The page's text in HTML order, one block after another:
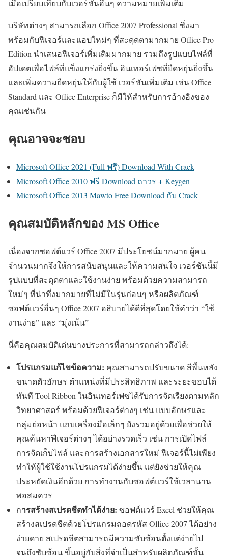
เมื่อเปรียบเทียบกับเวอร์ชันอื่นๆ ความหมายเพิ่มเติม
บริษัทต่างๆ สามารถเลือก Office 2007 Professional ซึ่งมา
พร้อมกับฟีเจอร์และแอปใหม่ๆ ที่สะดุดตามากมาย Office Pro
Edition นำเสนอฟีเจอร์เพิ่มเติมมากมาย รวมถึงรูปแบบไฟล์ที่
อัปเดตเพื่อไฟล์ที่แข็งแกร่งยิ่งขึ้น อินเทอร์เฟซที่ยืดหยุ่นยิ่งขึ้น
และเพิ่มความยืดหยุ่นให้กับผู้ใช้ เวอร์ชันเพิ่มเติม เช่น Office
Standard และ Office Enterprise ก็มีให้สำหรับการอ้างอิงของ
คุณเช่นกัน
คุณอาจจะชอบ
Microsoft Office 2021 (Full ฟรี) Download With Crack
Microsoft Office 2010 ฟรี Download ถาวร + Keygen
Microsoft Office 2013 Mawto Free Download กับ Crack
คุณสมบัติหลักของ MS Office
เนื่องจากซอฟต์แวร์ Office 2007 มีประโยชน์มากมาย ผู้คน
จำนวนมากจึงให้การสนับสนุนและให้ความสนใจ เวอร์ชันนี้มี
รูปแบบที่สะดุดตาและใช้งานง่าย พร้อมด้วยความสามารถ
ใหม่ๆ ที่น่าทึ่งมากมายที่ไม่มีในรุ่นก่อนๆ หรือผลิตภัณฑ์
ซอฟต์แวร์อื่นๆ Office 2007 อธิบายได้ดีที่สุดโดยใช้คำว่า “ใช้
งานง่าย” และ “มุ่งเน้น”
นี่คือคุณสมบัติเด่นบางประการที่สามารถกล่าวถึงได้:
โปรแกรมแก้ไขข้อความ: คุณสามารถปรับขนาด สีพื้นหลัง
ขนาดตัวอักษร ตำแหน่งที่มีประสิทธิภาพ และระยะขอบได้
ทันที Tool Ribbon ในอินเทอร์เฟซได้รับการจัดเรียงตามหลัก
วิทยาศาสตร์ พร้อมด้วยฟีเจอร์ต่างๆ เช่น แบบอักษรและ
กลุ่มย่อหน้า แถบเครื่องมือเล็กๆ ยังรวมอยู่ด้วยเพื่อช่วยให้
คุณค้นหาฟีเจอร์ต่างๆ ได้อย่างรวดเร็ว เช่น การเปิดไฟล์
การจัดเก็บไฟล์ และการสร้างเอกสารใหม่ ฟีเจอร์นี้ไม่เพียง
ทำให้ผู้ใช้ใช้งานโปรแกรมได้ง่ายขึ้น แต่ยังช่วยให้คุณ
ประหยัดเงินอีกด้วย การทำงานกับซอฟต์แวร์ใช้เวลานาน
พอสมควร
การสร้างสเปรดชีตทำได้ง่าย: ซอฟต์แวร์ Excel ช่วยให้คุณ
สร้างสเปรดชีตด้วยโปรแกรมถอดรหัส Office 2007 ได้อย่าง
ง่ายดาย สเปรดชีตสามารถมีความซับซ้อนตั้งแต่ง่ายไป
จนถึงซับซ้อน ขึ้นอยู่กับสิ่งที่จำเป็นสำหรับผลิตภัณฑ์ขั้น